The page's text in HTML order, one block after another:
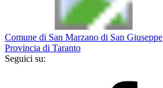
Comune di San Marzano di San Giuseppe
Provincia di Taranto
Seguici su: